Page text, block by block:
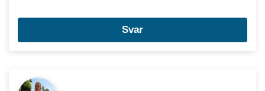
Svar